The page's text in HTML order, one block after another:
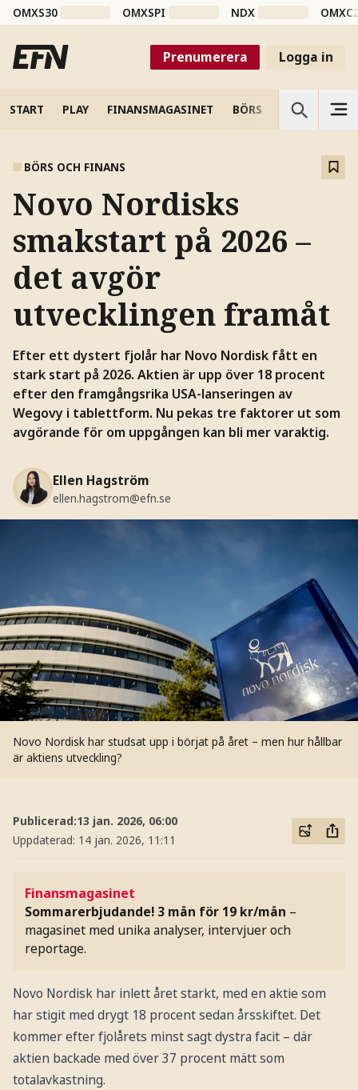
OMXS30 OMXSPI NDX
Prenumerera Logga in
START PLAY FINANSMAGASINET BÖRS VETENSKAP
BÖRS OCH FINANS
Novo Nordisks
smakstart på 2026 –
det avgör
utvecklingen framåt
Efter ett dystert fjolår har Novo Nordisk fått en
stark start på 2026. Aktien är upp över 18 procent
efter den framgångsrika USA-lanseringen av
Wegovy i tablettform. Nu pekas tre faktorer ut som
avgörande för om uppgången kan bli mer varaktig.
Ellen Hagström
ellen.hagstrom@efn.se
Novo Nordisk har studsat upp i börjat på året – men hur hållbar
är aktiens utveckling?
Publicerad:13 jan. 2026, 06:00
Uppdaterad: 14 jan. 2026, 11:11
Finansmagasinet
Sommarerbjudande! 3 mån för 19 kr/mån –
magasinet med unika analyser, intervjuer och
reportage.
Novo Nordisk har inlett året starkt, med en aktie som
har stigit med drygt 18 procent sedan årsskiftet. Det
kommer efter fjolårets minst sagt dystra facit – där
aktien backade med över 37 procent mätt som
totalavkastning.